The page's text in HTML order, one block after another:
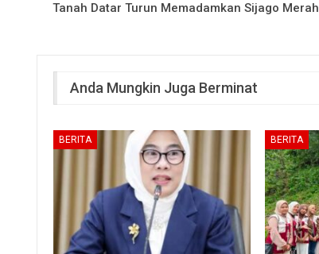
Tanah Datar Turun Memadamkan Sijago Merah
Anda Mungkin Juga Berminat
BERITA BERITA